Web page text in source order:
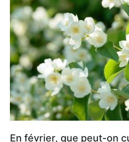
En février, que peut-on